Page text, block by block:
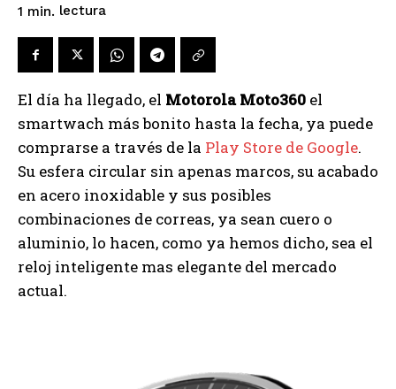
1 min. lectura
El día ha llegado, el Motorola Moto360 el
smartwach más bonito hasta la fecha, ya puede
comprarse a través de la Play Store de Google.
Su esfera circular sin apenas marcos, su acabado
en acero inoxidable y sus posibles
combinaciones de correas, ya sean cuero o
aluminio, lo hacen, como ya hemos dicho, sea el
reloj inteligente mas elegante del mercado
actual.